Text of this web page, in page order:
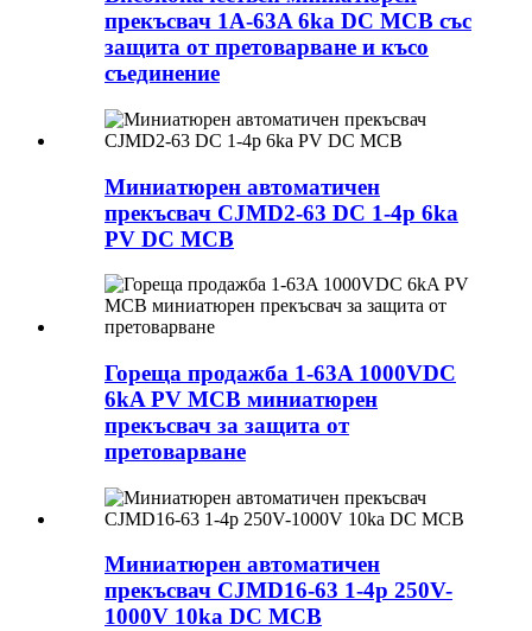
прекъсвач 1A-63A 6ka DC MCB със
защита от претоварване и късо
съединение
Миниатюрен автоматичен
прекъсвач CJMD2-63 DC 1-4p 6ka
PV DC MCB
Гореща продажба 1-63A 1000VDC
6kA PV MCB миниатюрен
прекъсвач за защита от
претоварване
Миниатюрен автоматичен
прекъсвач CJMD16-63 1-4p 250V-
1000V 10ka DC MCB